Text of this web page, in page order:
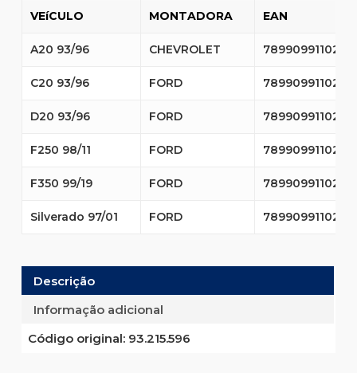
VEíCULO MONTADORA EAN
A20 93/96 CHEVROLET 7899099110225
C20 93/96 FORD 7899099110225
D20 93/96 FORD 7899099110225
F250 98/11 FORD 7899099110225
F350 99/19 FORD 7899099110225
Silverado 97/01 FORD 7899099110225
Descrição
Informação adicional
Código original:93.215.596